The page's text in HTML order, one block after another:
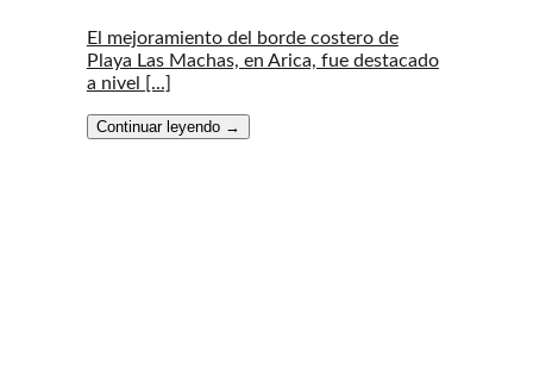
El mejoramiento del borde costero de
Playa Las Machas, en Arica, fue destacado
a nivel [...]
Continuar leyendo →